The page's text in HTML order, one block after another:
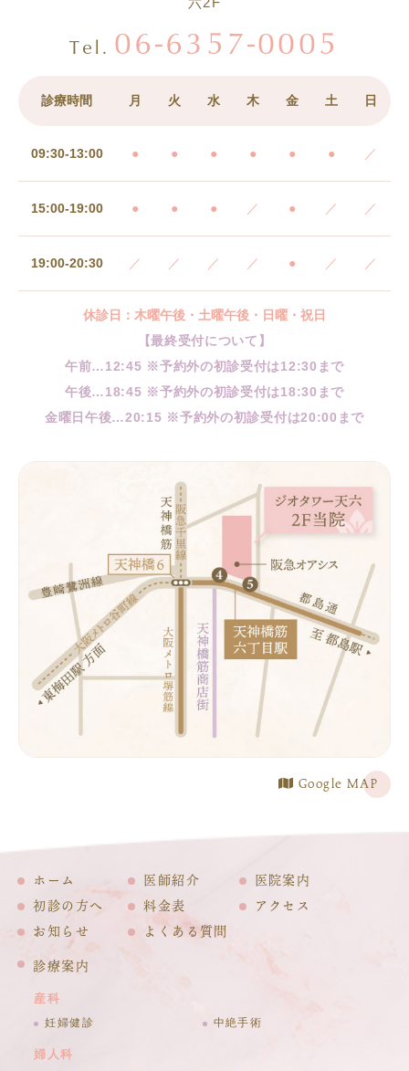
Tel. 06-6357-0005
診療時間 月 火 水 木 金 土 日
09:30-13:00 ● ● ● ● ● ● ／
15:00-19:00 ● ● ● ／ ● ／ ／
19:00-20:30 ／ ／ ／ ／ ● ／ ／
休診日：木曜午後・土曜午後・日曜・祝日
【最終受付について】
午前…12:45 ※予約外の初診受付は12:30まで
午後…18:45 ※予約外の初診受付は18:30まで
金曜日午後…20:15 ※予約外の初診受付は20:00まで
Google MAP
ホーム 医師紹介
医院案内
初診の方へ
料金表
アクセス
お知らせ
よくある質問
診療案内
産科
妊婦健診
中絶手術
婦人科